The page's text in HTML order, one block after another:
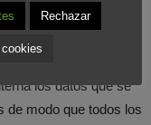
gráfico, “off y on
los datos que se
de modo que todos los
Rechazar